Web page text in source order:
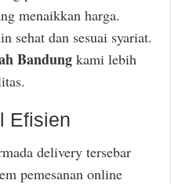
menaikkan harga.
sehat dan sesuai syariat.
Bandung kami lebih
Efisien
delivery tersebar
pemesanan online